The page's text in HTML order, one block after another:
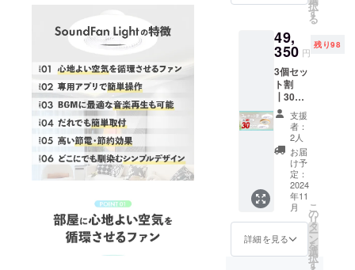
ト・
の2種類
からお
選びく
ださ
い。 適
格請求
書発行
事業者
登録番
号：
T40111
010698
択
す
る
49,
350 円
残り98
3個セッ
ト割
┃30％
OFF
SoundF
Light×3
定価
￥70,50
0→30％
OFF
￥49,35
0 カ
ラーを
ホワイ
ト・
支援
者：
2人
お届
け予
定：
2024
年11
月
詳細を見る
こ
の
リ
タ
ー
ン
を
選
択
す